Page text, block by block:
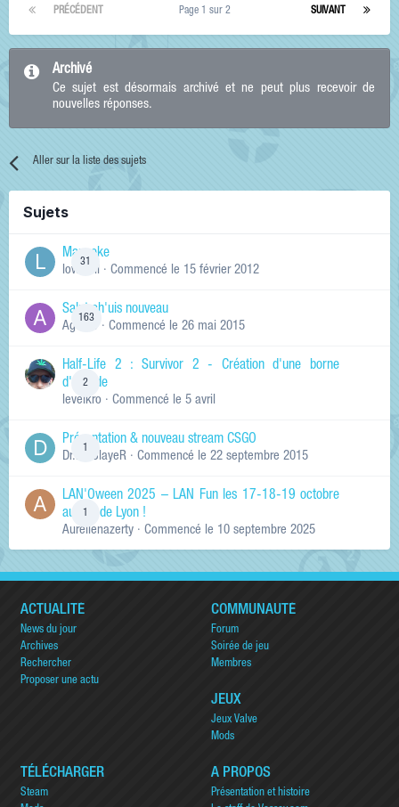
PRÉCÉDENT SUIVANT
Page 1 sur 2
Archivé
Ce sujet est désormais archivé et ne peut plus recevoir de
nouvelles réponses.
Aller sur la liste des sujets
Sujets
31
Manneke
lowskill · Commencé le 15 février 2012
163
Salut ch'uis nouveau
Ag0Nie · Commencé le 26 mai 2015
2
Half-Life 2 : Survivor 2 - Création d'une borne
d'arcade
levelkro · Commencé le 5 avril
Présentation & nouveau stream CSGO
Dr.KinSlayeR · Commencé le 22 septembre 2015
LAN'Oween 2025 – LAN Fun les 17-18-19 octobre
au sud de Lyon !
Aurelienazerty · Commencé le 10 septembre 2025
ACTUALITÉ
News du jour
Archives
Rechercher
Proposer une actu
COMMUNAUTÉ
Forum
Soirée de jeu
Membres
JEUX
Jeux Valve
Mods
TÉLÉCHARGER
Steam
A PROPOS
Présentation et histoire